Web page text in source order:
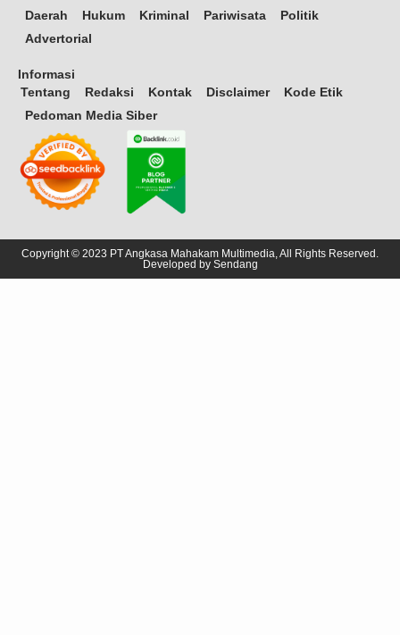
Daerah
Hukum Kriminal Pariwisata
Politik
Advertorial
Informasi
Tentang
Redaksi Kontak Disclaimer
Kode Etik
Pedoman Media Siber
Copyright © 2023 PT Angkasa Mahakam Multimedia, All Rights Reserved.
Developed by Sendang